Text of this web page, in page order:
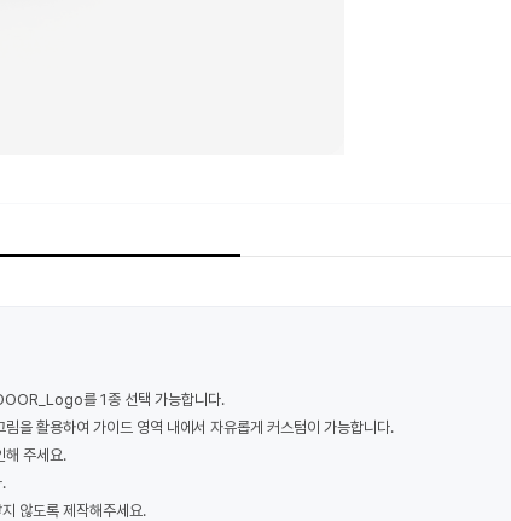
를 1종 선택 가능합니다.
을 활용하여 가이드 영역 내에서 자유롭게 커스텀이 가능합니다.
해 주세요.
않도록 제작해주세요.